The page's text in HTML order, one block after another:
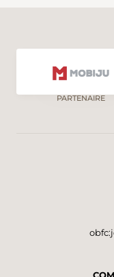
PARTENAIRE